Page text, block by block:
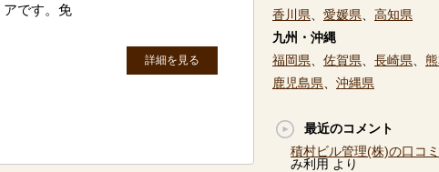
アです。免
詳細を見る
香川県
愛媛県
高知県
九州・沖縄
福岡県
佐賀県 長崎県
鹿児島県
沖縄県
最近のコメント
積村ビル管理(株)の口コ
み利用 より